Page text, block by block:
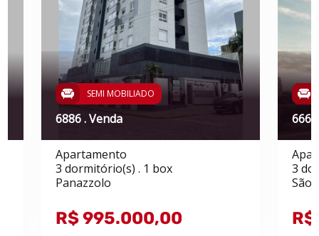
SEMI MOBILIADO
6886 . Venda
Apartamento
3 dormitório(s) . 1 box
Panazzolo
R$ 995.000,00
3
São